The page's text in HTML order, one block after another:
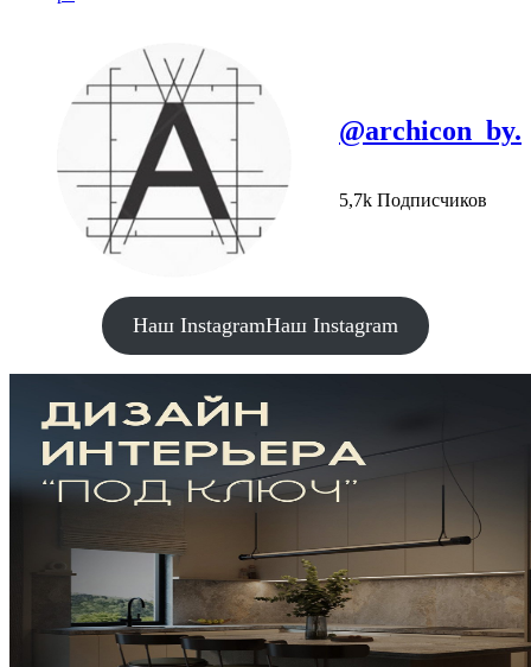
@archicon_by.
5,7k Подписчиков
Наш InstagramНаш Instagram